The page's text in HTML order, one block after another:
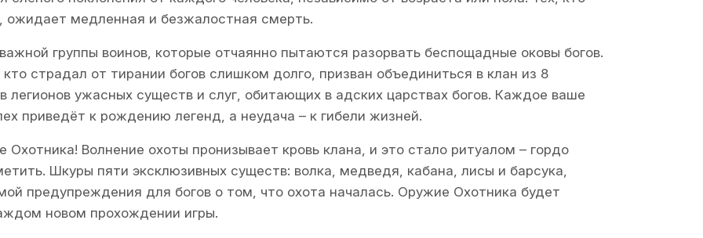
ожидает медленная и безжалостная смерть.
группы воинов, которые отчаянно пытаются разорвать беспощадные оковы богов.
страдал от тирании богов слишком долго, призван объединиться в клан из 8
легионов ужасных существ и слуг, обитающих в адских царствах богов. Каждое ваше
приведёт к рождению легенд, а неудача – к гибели жизней.
Волнение охоты пронизывает кровь клана, и это стало ритуалом – гордо
Шкуры пяти эксклюзивных существ: волка, медведя, кабана, лисы и барсука,
предупреждения для богов о том, что охота началась. Оружие Охотника будет
новом прохождении игры.